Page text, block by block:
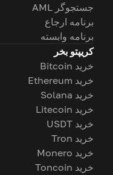
جستجوگر AML
برنامه ارجاع
برنامه وابسته
کریپتو بخر
خرید Bitcoin
خرید Ethereum
خرید Solana
خرید Litecoin
خرید USDT
خرید Tron
خرید Monero
خرید Toncoin